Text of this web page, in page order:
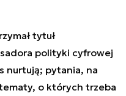
tytuł
polityki cyfrowej
nurtują; pytania, na
o których trzeba